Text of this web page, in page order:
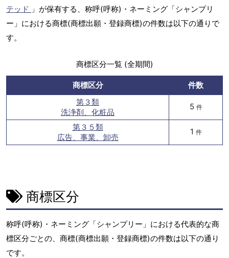
テッド 」が保有する、称呼(呼称)・ネーミング「シャンプリ
ー」における商標(商標出願・登録商標)の件数は以下の通りで
す。
商標区分一覧 (全期間)
商標区分
件数
第３類
洗浄剤、化粧品
5 件
第３５類
広告、事業、卸売
1 件
商標区分
称呼(呼称)・ネーミング「シャンプリー」における代表的な商
標区分ごとの、商標(商標出願・登録商標)の件数は以下の通り
です。